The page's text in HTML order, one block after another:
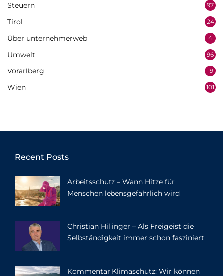
Steuern 97
Tirol 24
Über unternehmerweb 4
Umwelt 96
Vorarlberg 19
Wien 101
Recent Posts
Arbeitsschutz – Wann Hitze für
Menschen lebensgefährlich wird
Christian Hillinger – Als Freigeist die
Selbständigkeit immer schon fasziniert
Kommentar Klimaschutz: Wir können